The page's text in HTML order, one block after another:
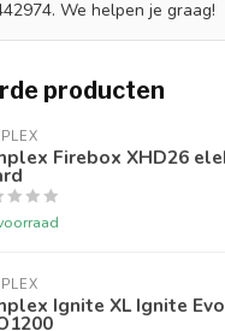
We helpen je graag!
producten
Firebox XHD26
Ignite XL Ignite